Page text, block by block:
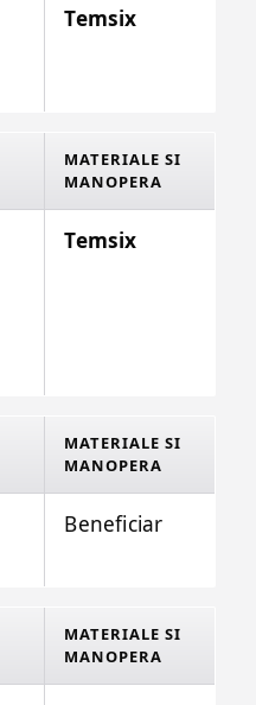
Temsix
MATERIALE SI
MANOPERA
Temsix
MATERIALE SI
MANOPERA
Beneficiar
MATERIALE SI
MANOPERA